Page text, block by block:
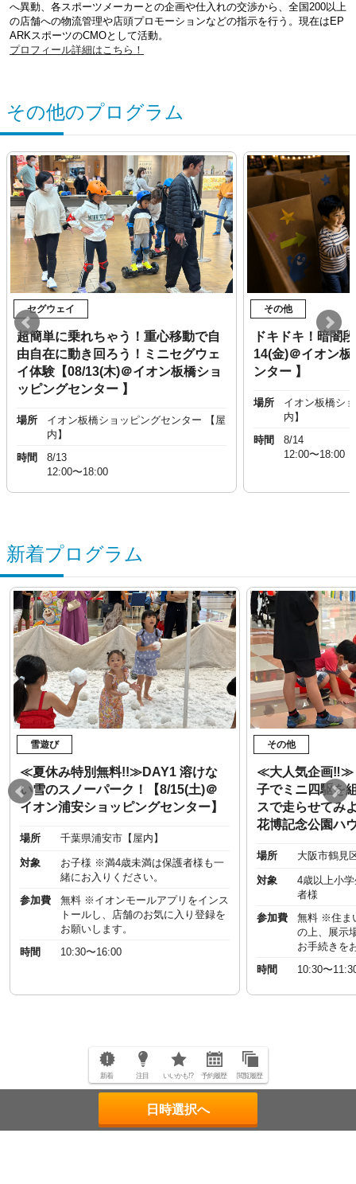
へ異動、各スポーツメーカーとの企画や仕入れの交渉から、全国200以上
の店舗への物流管理や店頭プロモーションなどの指示を行う。現在はEP
ARKスポーツのCMOとして活動。
プロフィール詳細はこちら！
その他のプログラム
セグウェイ
超簡単に乗れちゃう！重心移動で自
由自在に動き回ろう！ミニセグウェ
イ体験【08/13(木)＠イオン板橋ショ
ッピングセンター 】
場所
イオン板橋ショッピングセンター 【屋
内】
時間
8/13
12:00〜18:00
その他
ドキドキ！暗闇
14(金)＠イオン
ンター 】
場所
イオン板橋シ
内】
時間
8/14
12:00〜18:00
新着プログラム
雪遊び
≪夏休み特別無料!!≫DAY1 溶けな
い雪のスノーパーク！【8/15(土)＠
イオン浦安ショッピングセンター】
場所 千葉県浦安市【屋内】
対象
お子様 ※満4歳未満は保護者様も一
緒にお入りください。
参加費
無料 ※イオンモールアプリをインス
トールし、店舗のお気に入り登録を
お願いします。
時間
10:30〜16:00
その他
≪大人気企画‼︎≫
子でミニ四駆を
スで走らせてみ
花博記念公園ハ
場所 大阪市鶴見
対象
4歳以上小
者様
参加費
無料 ※住ま
の上、展示
お手続きを
時間
10:30〜
日時選択へ
新着 注目 いいかも!? 予約履歴 閲覧履歴